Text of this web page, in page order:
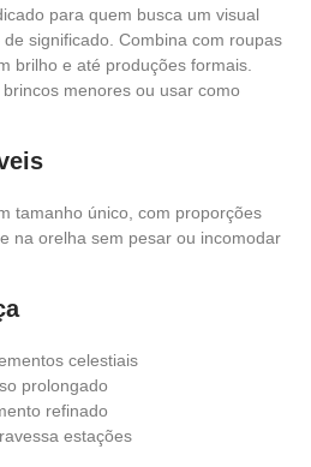
para quem busca um visual
significado. Combina com roupas
brilho e até produções formais.
menores ou usar como
tamanho único, com proporções
na orelha sem pesar ou incomodar
celestiais
prolongado
refinado
estações